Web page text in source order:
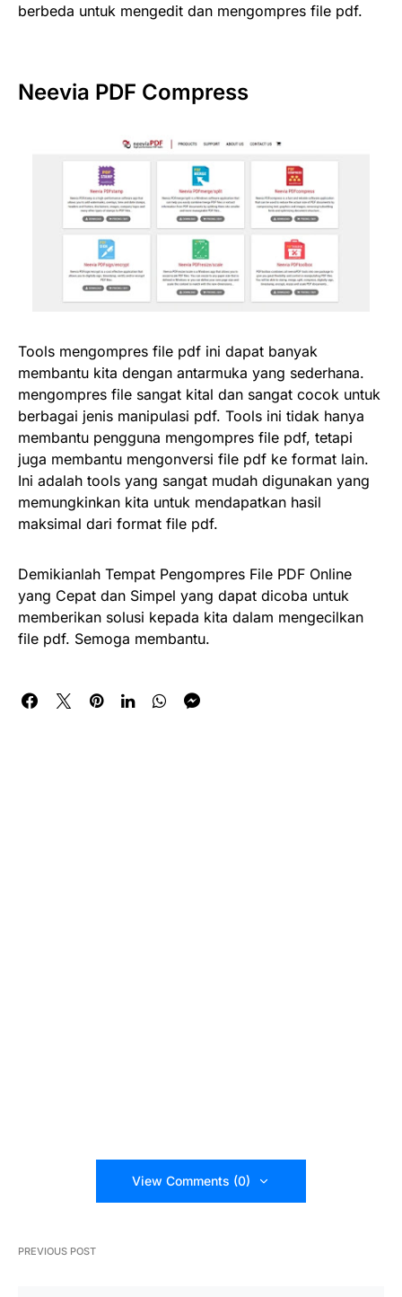
berbeda untuk mengedit dan mengompres file pdf.
Neevia PDF Compress
Tools mengompres file pdf ini dapat banyak
membantu kita dengan antarmuka yang sederhana.
mengompres file sangat kital dan sangat cocok untuk
berbagai jenis manipulasi pdf. Tools ini tidak hanya
membantu pengguna mengompres file pdf, tetapi
juga membantu mengonversi file pdf ke format lain.
Ini adalah tools yang sangat mudah digunakan yang
memungkinkan kita untuk mendapatkan hasil
maksimal dari format file pdf.
Demikianlah Tempat Pengompres File PDF Online
yang Cepat dan Simpel yang dapat dicoba untuk
memberikan solusi kepada kita dalam mengecilkan
file pdf. Semoga membantu.
View Comments (0)
PREVIOUS POST